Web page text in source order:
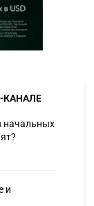
КАНАЛЕ
начальных
и